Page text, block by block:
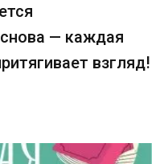
— каждая
взгляд!